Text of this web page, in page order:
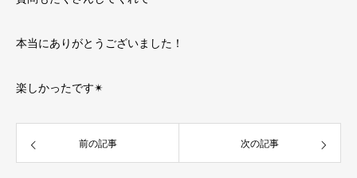
本当にありがとうございました！
楽しかったです✴︎
前の記事 次の記事